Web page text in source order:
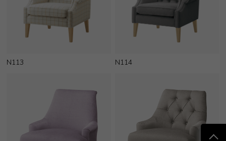
N113 N114